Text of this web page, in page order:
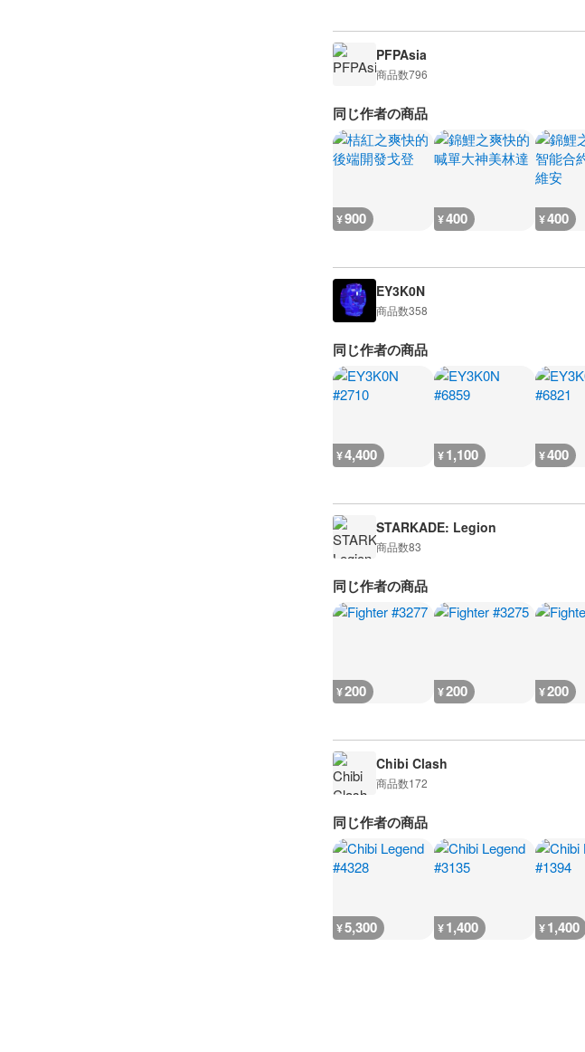
PFPAsia
商品数796
同じ作者の商品
¥900 ¥400 ¥400
EY3K0N
商品数358
同じ作者の商品
¥4,400 ¥1,100 ¥400
STARKADE: Legion
商品数83
同じ作者の商品
¥200 ¥200 ¥200
Chibi Clash
商品数172
同じ作者の商品
¥5,300 ¥1,400 ¥1,400